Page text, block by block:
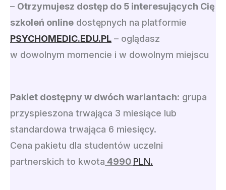
– Otrzymujesz dostęp do 5 interesujących Cię
szkoleń online dostępnych na platformie
PSYCHOMEDIC.EDU.PL – oglądasz
w dowolnym momencie i w dowolnym miejscu
Pakiet dostępny w dwóch wariantach: grupa
przyspieszona trwająca 3 miesiące lub
standardowa trwająca 6 miesięcy.
Cena pakietu dla studentów uczelni
partnerskich to kwota 4990 PLN.